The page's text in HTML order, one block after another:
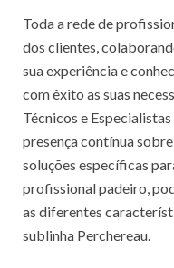
Toda a rede de
dos clientes,
sua experiência e
com êxito as suas
Técnicos e
presença contínua
soluções específicas
profissional padeiro,
as diferentes
sublinha Perchereau.